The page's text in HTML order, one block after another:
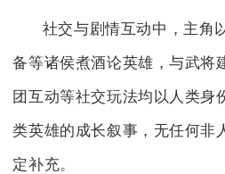
社交与剧情互动中，主角
备等诸侯煮酒论英雄，与武将
团互动等社交玩法均以人类身
类英雄的成长叙事，无任何非
定补充。